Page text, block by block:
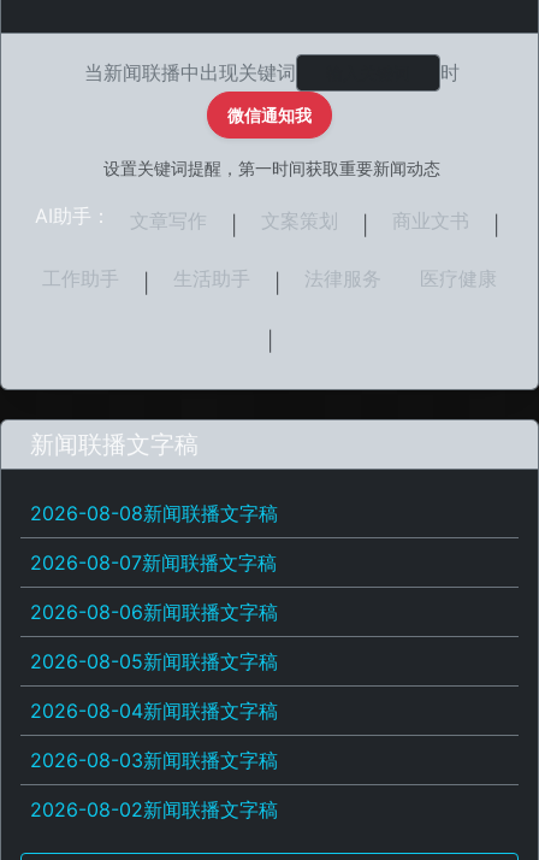
当新闻联播中出现关键词 时
微信通知我
设置关键词提醒，第一时间获取重要新闻动态
AI助手： 文章写作 文案策划 商业文书
工作助手 生活助手 法律服务 医疗健康
新闻联播文字稿
2026-08-08新闻联播文字稿
2026-08-07新闻联播文字稿
2026-08-06新闻联播文字稿
2026-08-05新闻联播文字稿
2026-08-04新闻联播文字稿
2026-08-03新闻联播文字稿
2026-08-02新闻联播文字稿